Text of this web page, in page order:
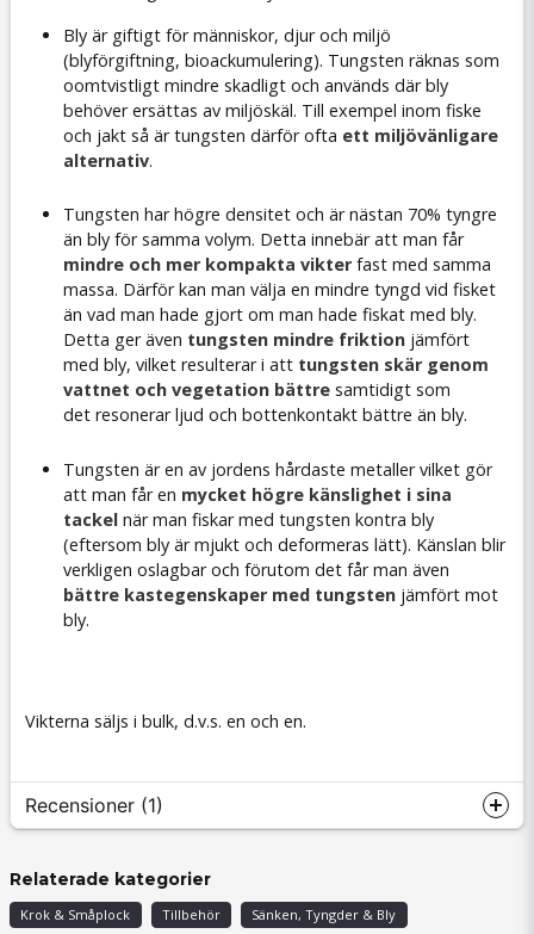
Bly är giftigt för människor, djur och miljö
(blyförgiftning, bioackumulering). Tungsten räknas som
oomtvistligt mindre skadligt och används där bly
behöver ersättas av miljöskäl. Till exempel inom fiske
och jakt så är tungsten därför ofta ett miljövänligare
alternativ.
Tungsten har högre densitet och är nästan 70% tyngre
än bly för samma volym. Detta innebär att man får
mindre och mer kompakta vikter fast med samma
massa. Därför kan man välja en mindre tyngd vid fisket
än vad man hade gjort om man hade fiskat med bly.
Detta ger även tungsten mindre friktion jämfört
med bly, vilket resulterar i att tungsten skär genom
vattnet och vegetation bättre samtidigt som
det resonerar ljud och bottenkontakt bättre än bly.
Tungsten är en av jordens hårdaste metaller vilket gör
att man får en mycket högre känslighet i sina
tackel när man fiskar med tungsten kontra bly
(eftersom bly är mjukt och deformeras lätt). Känslan blir
verkligen oslagbar och förutom det får man även
bättre kastegenskaper med tungsten jämfört mot
bly.
Vikterna säljs i bulk, d.v.s. en och en.
Recensioner (1)
Robin
Inget att klaga på. Blir att beställa flera olika
Relaterade kategorier
Krok & Småplock Tillbehör Sänken, Tyngder & Bly